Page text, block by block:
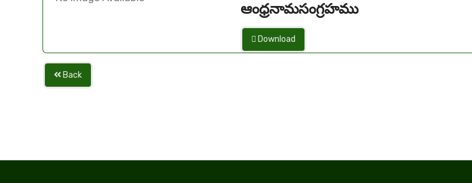
ఆంధ్రనామసంగ్రహము
Download
Back